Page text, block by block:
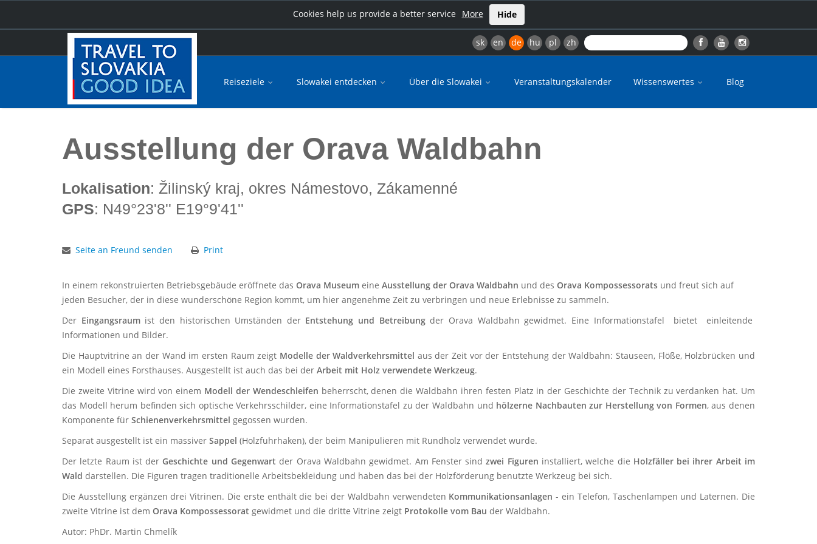
Cookies help us provide a better service More Hide
sk en de hu pl zh
Reiseziele Slowakei entdecken Über die Slowakei Veranstaltungskalender Wissenswertes Blog
Hauptseite Ausstellung der Orava Waldbahn
Ausstellung der Orava Waldbahn
Lokalisation: Žilinský kraj, okres Námestovo, Zákamenné
GPS: N49°23'8'' E19°9'41''
Seite an Freund senden Print
In einem rekonstruierten Betriebsgebäude eröffnete das Orava Museum eine Ausstellung der Orava Waldbahn und des Orava Kompossessorats und freut sich auf
jeden Besucher, der in diese wunderschöne Region kommt, um hier angenehme Zeit zu verbringen und neue Erlebnisse zu sammeln.
Der Eingangsraumist den historischen Umständen der Entstehung und Betreibungder Orava Waldbahn gewidmet. Eine Informationstafel bietet einleitende
Informationen und Bilder.
Die Hauptvitrine an der Wand im ersten Raum zeigt Modelle der Waldverkehrsmittel aus der Zeit vor der Entstehung der Waldbahn: Stauseen, Flöße, Holzbrücken und
ein Modell eines Forsthauses. Ausgestellt ist auch das bei der Arbeit mit Holz verwendete Werkzeug.
Die zweite Vitrine wird von einem Modell der Wendeschleifen beherrscht, denen die Waldbahn ihren festen Platz in der Geschichte der Technik zu verdanken hat. Um
das Modell herum befinden sich optische Verkehrsschilder, eine Informationstafel zu der Waldbahn und hölzerne Nachbauten zur Herstellung von Formen, aus denen
Komponente für Schienenverkehrsmittel gegossen wurden.
Separat ausgestellt ist ein massiver Sappel (Holzfuhrhaken), der beim Manipulieren mit Rundholz verwendet wurde.
Der letzte Raum ist der Geschichte und Gegenwart der Orava Waldbahn gewidmet. Am Fenster sindzwei Figuren installiert, welche die Holzfäller bei ihrer Arbeit im
Wald darstellen. Die Figuren tragen traditionelle Arbeitsbekleidung und haben das bei der Holzförderung benutzte Werkzeug bei sich.
Die Ausstellung ergänzen drei Vitrinen. Die erste enthält die bei der Waldbahn verwendeten Kommunikationsanlagen - ein Telefon, Taschenlampen und Laternen. Die
zweite Vitrine ist dem Orava Kompossessorat gewidmet und die dritte Vitrine zeigt Protokolle vom Bau der Waldbahn.
Autor: PhDr. Martin Chmelík